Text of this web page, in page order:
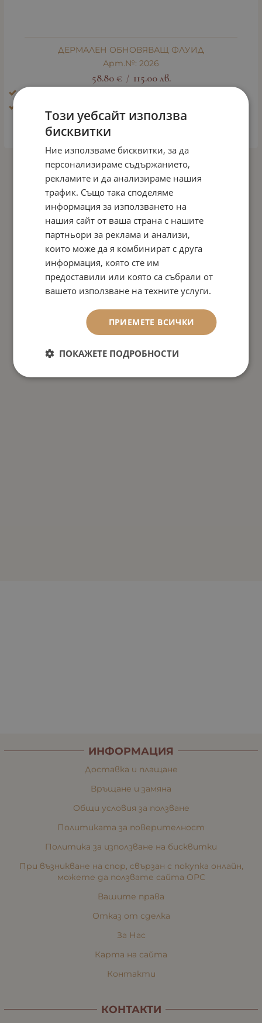
ДЕРМАЛЕН ОБНОВЯВАЩ ФЛУИД
Арт.№: 2026
58.80 € / 115.00 лв.
Ефект: Био - пилинг
На страница по:
ИНФОРМАЦИЯ
Доставка и плащане
Връщане и замяна
Общи условия за ползване
Политиката за поверителност
Политика за използване на бисквитки
При възникване на спор, свързан с покупка онлайн,
можете да ползвате сайта ОРС
Вашите права
Отказ от сделка
За Нас
Карта на сайта
Контакти
КОНТАКТИ
Този уебсайт използва
бисквитки
Ние използваме бисквитки, за да
персонализираме съдържанието,
рекламите и да анализираме нашия
трафик. Също така споделяме
информация за използването на
нашия сайт от ваша страна с нашите
партньори за реклама и анализи,
които може да я комбинират с друга
информация, която сте им
предоставили или която са събрали от
вашето използване на техните услуги.
ПРИЕМЕТЕ ВСИЧКИ
ПОКАЖЕТЕ ПОДРОБНОСТИ